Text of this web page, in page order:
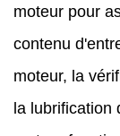
moteur pour
contenu
moteur, la
la lubrification